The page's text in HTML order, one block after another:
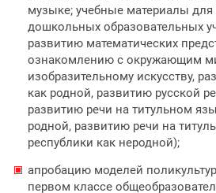
музыке; учебные материалы
дошкольных образовательных
развитию математических
ознакомлению с окружающим
изобразительному искусству,
как родной, развитию русской
развитию речи на титульном
родной, развитию речи на
республики как неродной);
апробацию моделей
первом классе